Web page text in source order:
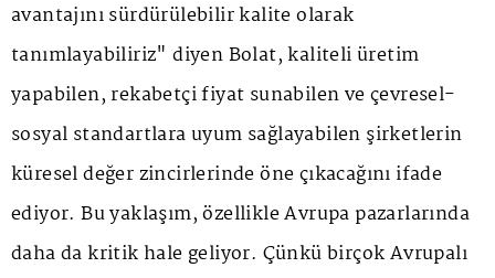
avantajını sürdürülebilir kalite olarak
tanımlayabiliriz" diyen Bolat, kaliteli üretim
yapabilen, rekabetçi fiyat sunabilen ve çevresel-
sosyal standartlara uyum sağlayabilen şirketlerin
küresel değer zincirlerinde öne çıkacağını ifade
ediyor. Bu yaklaşım, özellikle Avrupa pazarlarında
daha da kritik hale geliyor. Çünkü birçok Avrupalı